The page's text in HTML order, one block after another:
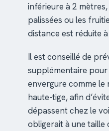
inférieure à 2
palissées ou les
distance est réduite à
Il est conseillé de
supplémentaire pour
envergure comme le
haute-tige, afin
dépassent chez le
obligerait à une taille